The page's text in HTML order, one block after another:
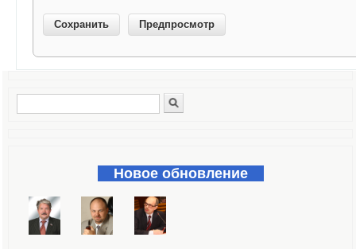
Форма поиска
Новое обновление